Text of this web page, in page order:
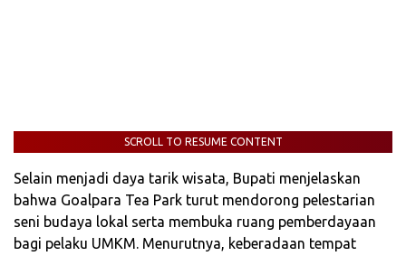
SCROLL TO RESUME CONTENT
Selain menjadi daya tarik wisata, Bupati menjelaskan
bahwa Goalpara Tea Park turut mendorong pelestarian
seni budaya lokal serta membuka ruang pemberdayaan
bagi pelaku UMKM. Menurutnya, keberadaan tempat